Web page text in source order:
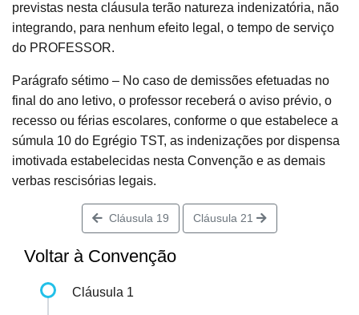
previstas nesta cláusula terão natureza indenizatória, não
integrando, para nenhum efeito legal, o tempo de serviço
do PROFESSOR.
Parágrafo sétimo – No caso de demissões efetuadas no
final do ano letivo, o professor receberá o aviso prévio, o
recesso ou férias escolares, conforme o que estabelece a
súmula 10 do Egrégio TST, as indenizações por dispensa
imotivada estabelecidas nesta Convenção e as demais
verbas rescisórias legais.
Cláusula 19 Cláusula 21
Voltar à Convenção
Cláusula 1